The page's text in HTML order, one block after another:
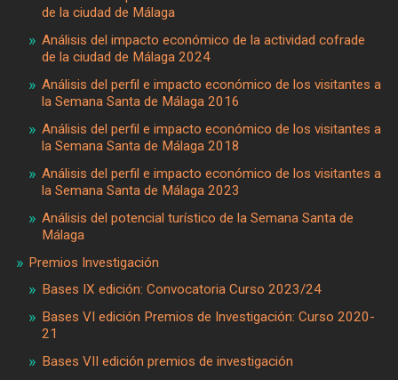
de la ciudad de Málaga
Análisis del impacto económico de la actividad cofrade
de la ciudad de Málaga 2024
Análisis del perfil e impacto económico de los visitantes a
la Semana Santa de Málaga 2016
Análisis del perfil e impacto económico de los visitantes a
la Semana Santa de Málaga 2018
Análisis del perfil e impacto económico de los visitantes a
la Semana Santa de Málaga 2023
Análisis del potencial turístico de la Semana Santa de
Málaga
Premios Investigación
Bases IX edición: Convocatoria Curso 2023/24
Bases VI edición Premios de Investigación: Curso 2020-
21
Bases VII edición premios de investigación